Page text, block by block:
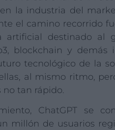
la industria del
el camino recorrido
destinado al
blockchain y demás
tecnológico de la
al mismo ritmo,
tan rápido.
ChatGPT se
millón de usuarios